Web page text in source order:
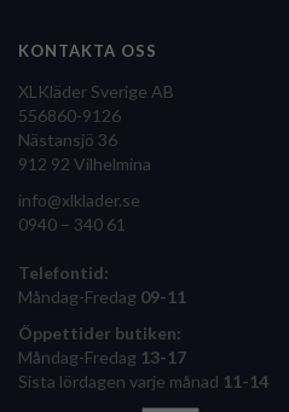
KONTAKTA OSS
XLKläder Sverige AB
556860-9126
Nästansjö 36
912 92 Vilhelmina
info@xlklader.se
0940 – 340 61
Telefontid:
Måndag-Fredag 09-11
Öppettider butiken:
Måndag-Fredag 13-17
Sista lördagen varje månad 11-14